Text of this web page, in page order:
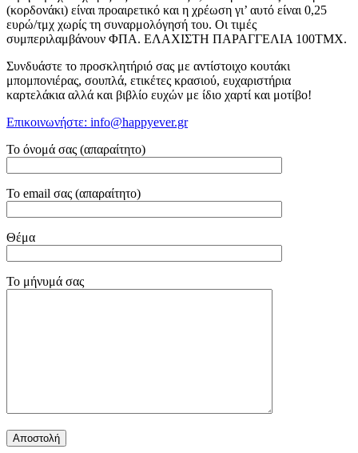
(κορδονάκι) είναι προαιρετικό και η χρέωση γι’ αυτό είναι 0,25
ευρώ/τμχ χωρίς τη συναρμολόγησή του. Οι τιμές
συμπεριλαμβάνουν ΦΠΑ. ΕΛΑΧΙΣΤΗ ΠΑΡΑΓΓΕΛΙΑ 100ΤΜΧ.
Συνδυάστε το προσκλητήριό σας με αντίστοιχο κουτάκι
μπομπονιέρας, σουπλά, ετικέτες κρασιού, ευχαριστήρια
καρτελάκια αλλά και βιβλίο ευχών με ίδιο χαρτί και μοτίβο!
Επικοινωνήστε: info@happyever.gr
Το όνομά σας (απαραίτητο)
Το email σας (απαραίτητο)
Θέμα
Το μήνυμά σας